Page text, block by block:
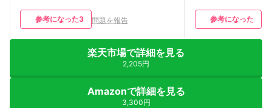
参考になった3 問題を報告 参考になった
楽天市場で詳細を見る
2,205円
Amazonで詳細を見る
3,300円